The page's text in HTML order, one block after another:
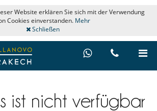
Website erklären Sie sich mit der Verwendung
Cookies einverstanden. Mehr
Schließen
ist nicht verfügbar